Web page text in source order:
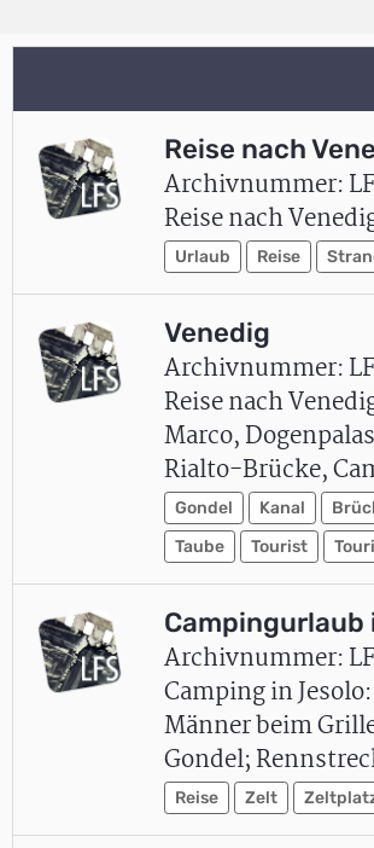
Reise nach
Archivnummer:
Reise nach
Urlaub Reise
Venedig
Archivnummer:
Reise nach
Marco,
Rialto-Brücke,
Gondel Kanal
Taube
Tourist
Campingurlaub
Archivnummer:
Camping in
Männer beim
Gondel;
Reise Zelt